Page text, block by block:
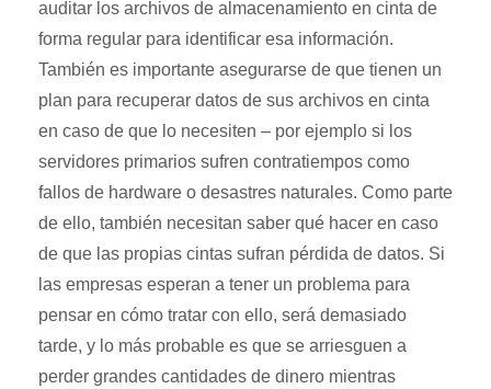
auditar los archivos de almacenamiento en cinta de
forma regular para identificar esa información.
También es importante asegurarse de que tienen un
plan para recuperar datos de sus archivos en cinta
en caso de que lo necesiten – por ejemplo si los
servidores primarios sufren contratiempos como
fallos de hardware o desastres naturales. Como parte
de ello, también necesitan saber qué hacer en caso
de que las propias cintas sufran pérdida de datos. Si
las empresas esperan a tener un problema para
pensar en cómo tratar con ello, será demasiado
tarde, y lo más probable es que se arriesguen a
perder grandes cantidades de dinero mientras